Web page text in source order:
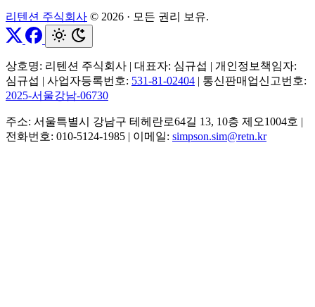
리텐션 주식회사 © 2026 · 모든 권리 보유.
상호명: 리텐션 주식회사 | 대표자: 심규섭 | 개인정보책임자:
심규섭 | 사업자등록번호: 531-81-02404 | 통신판매업신고번호:
2025-서울강남-06730
주소: 서울특별시 강남구 테헤란로64길 13, 10층 제오1004호 |
전화번호: 010-5124-1985 | 이메일: simpson.sim@retn.kr